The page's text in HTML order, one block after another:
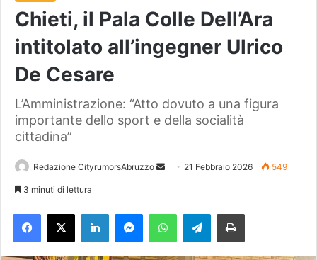
Chieti, il Pala Colle Dell’Ara
intitolato all’ingegner Ulrico
De Cesare
L’Amministrazione: “Atto dovuto a una figura
importante dello sport e della socialità
cittadina”
Redazione CityrumorsAbruzzo
a
21 Febbraio 2026 549
3 minuti di lettura
Telegram